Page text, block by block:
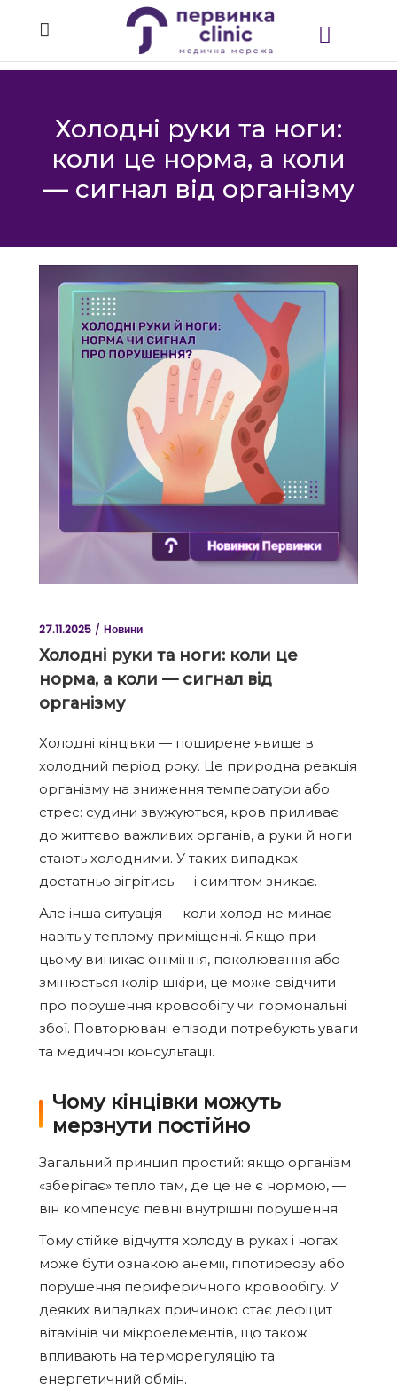
Холодні руки та ноги:
коли це норма, а коли
— сигнал від організму
27.11.2025 Новини
Холодні руки та ноги: коли це
норма, а коли — сигнал від
організму
Холодні кінцівки — поширене явище в
холодний період року. Це природна реакція
організму на зниження температури або
стрес: судини звужуються, кров приливає
до життєво важливих органів, а руки й ноги
стають холодними. У таких випадках
достатньо зігрітись — і симптом зникає.
Але iнша ситуація — коли холод не минає
навіть у теплому приміщенні. Якщо при
цьому виникає оніміння, поколювання або
змінюється колір шкіри, це може свідчити
про порушення кровообігу чи гормональні
збої. Повторювані епізоди потребують уваги
та медичної консультації.
Чому кінцівки можуть
мерзнути постійно
Загальний принцип простий: якщо організм
«зберігає» тепло там, де це не є нормою, —
він компенсує певні внутрішні порушення.
Тому стійке відчуття холоду в руках і ногах
може бути ознакою анемії, гіпотиреозу або
порушення периферичного кровообігу. У
деяких випадках причиною стає дефіцит
вітамінів чи мікроелементів, що також
впливають на терморегуляцію та
енергетичний обмін.